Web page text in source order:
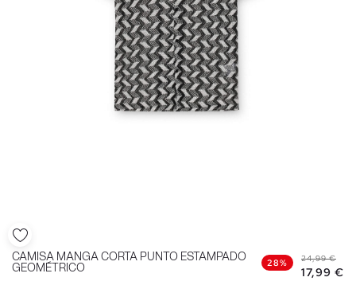
CAMISA MANGA CORTA PUNTO ESTAMPADO
GEOMÉTRICO
28% 24,99 €
17,99 €